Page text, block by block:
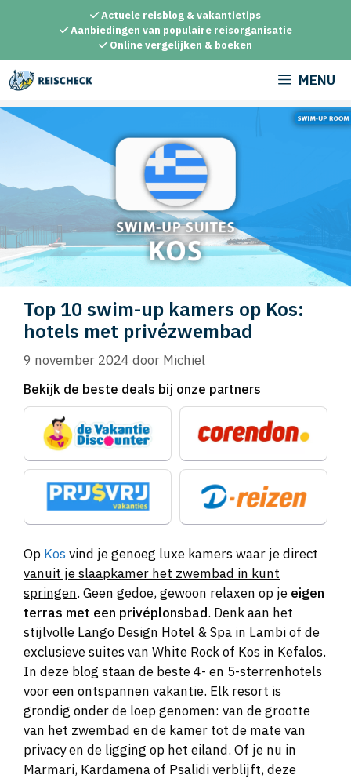
inhoud
Actuele reisblog & vakantietips
Aanbiedingen van populaire reisorganisatie
Online vergelijken & boeken
MENU
Top 10 swim-up kamers op Kos:
hotels met privézwembad
9 november 2024 door Michiel
Bekijk de beste deals bij onze partners
Op Kos vind je genoeg luxe kamers waar je direct
vanuit je slaapkamer het zwembad in kunt
springen. Geen gedoe, gewoon relaxen op je eigen
terras met een privéplonsbad. Denk aan het
stijlvolle Lango Design Hotel & Spa in Lambi of de
exclusieve suites van White Rock of Kos in Kefalos.
In deze blog staan de beste 4- en 5-sterrenhotels
voor een ontspannen vakantie. Elk resort is
grondig onder de loep genomen: van de grootte
van het zwembad en de kamer tot de mate van
privacy en de ligging op het eiland. Of je nu in
Marmari, Kardamena of Psalidi verblijft, deze